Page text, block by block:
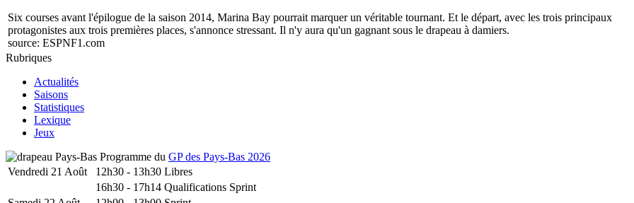
Six courses avant l'épilogue de la saison 2014, Marina Bay pourrait marquer un véritable tournant. Et le départ, avec les trois principaux
protagonistes aux trois premières places, s'annonce stressant. Il n'y aura qu'un gagnant sous le drapeau à damiers.
source: ESPNF1.com
Rubriques
Actualités
Saisons
Statistiques
Lexique
Jeux
Programme du GP des Pays-Bas 2026
Vendredi 21 Août
12h30 - 13h30 Libres
16h30 - 17h14 Qualifications Sprint